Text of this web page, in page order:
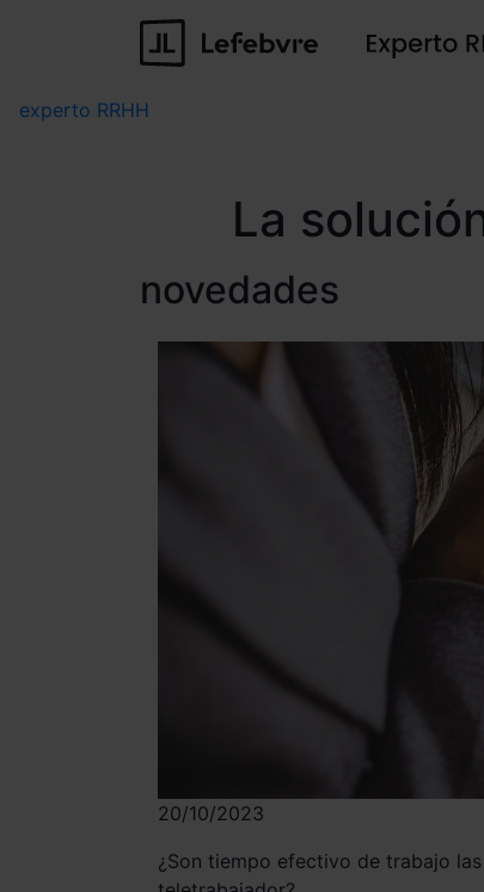
experto RRHH
La
novedades
20/10/2023
¿Son tiempo efectivo de trabajo